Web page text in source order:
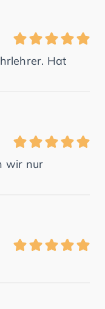
Hat
wir nur